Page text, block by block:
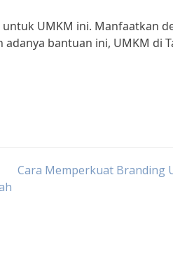
UMKM ini. Manfaatkan
bantuan ini, UMKM di
Cara Memperkuat Branding